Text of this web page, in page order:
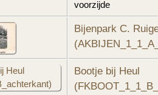
voorzijde
Bijenpark C.
Bootje bij Heul